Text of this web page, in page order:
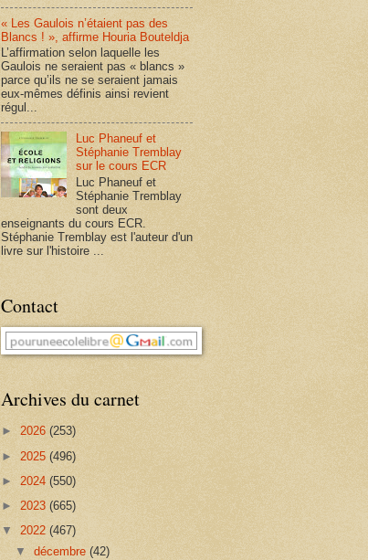
« Les Gaulois n’étaient pas des
Blancs ! », affirme Houria Bouteldja
L’affirmation selon laquelle les
Gaulois ne seraient pas « blancs »
parce qu’ils ne se seraient jamais
eux-mêmes définis ainsi revient
régul...
Luc Phaneuf et
Stéphanie Tremblay
sur le cours ECR
Luc Phaneuf et
Stéphanie Tremblay
sont deux
enseignants du cours ECR.
Stéphanie Tremblay est l'auteur d'un
livre sur l'histoire ...
Contact
Archives du carnet
► 2026 (253)
► 2025 (496)
► 2024 (550)
► 2023 (665)
▼ 2022 (467)
▼décembre(42)